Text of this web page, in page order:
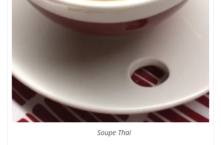
Soupe Thaï